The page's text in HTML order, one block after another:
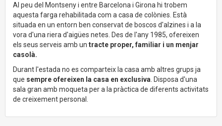
Al peu del Montseny i entre Barcelona i Girona hi trobem
aquesta farga rehabilitada com a casa de colònies. Està
situada en un entorn ben conservat de boscos d'alzines i a la
vora d'una riera d'aigües netes. Des de l'any 1985, ofereixen
els seus serveis amb un tracte proper, familiar i un menjar
casolà.
Durant l'estada no es comparteix la casa amb altres grups ja
que sempre ofereixen la casa en exclusiva . Disposa d'una
sala gran amb moqueta per a la pràctica de diferents activitats
de creixement personal.